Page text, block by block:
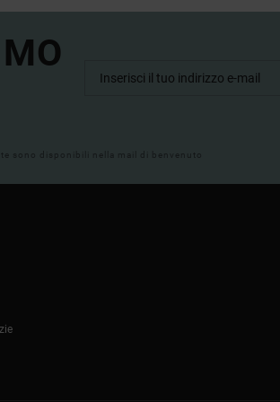
sono disponibili nella mail di benvenuto